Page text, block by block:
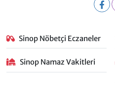
Sinop Nöbetçi Eczaneler
Sinop Namaz Vakitleri